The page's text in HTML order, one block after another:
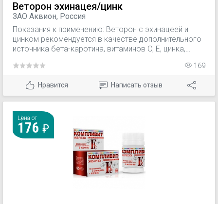
Веторон эхинацея/цинк
ЗАО Аквион, Россия
Показания к применению: Веторон с эхинацеей и
цинком рекомендуется в качестве дополнительного
источника бета-каротина, витаминов С, Е, цинка,
169
Нравится Написать отзыв
Цена от
176